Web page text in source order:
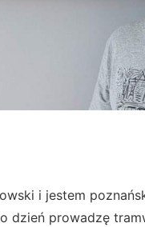
i jestem
dzień prowadzę